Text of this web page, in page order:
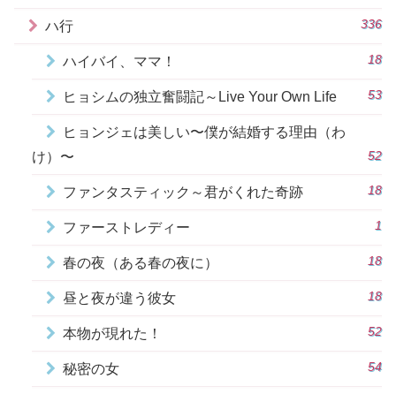
ハ行 336
ハイバイ、ママ！ 18
ヒョシムの独立奮闘記～Live Your Own Life 53
ヒョンジェは美しい〜僕が結婚する理由（わ
け）〜
52
ファンタスティック～君がくれた奇跡 18
ファーストレディー 1
春の夜（ある春の夜に） 18
昼と夜が違う彼女 18
本物が現れた！ 52
秘密の女 54